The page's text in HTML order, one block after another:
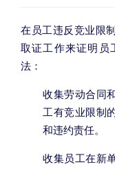
在员工违反竞业限
取证工作来证明员
法：
收集劳动合同
工有竞业限制
和违约责任。
收集员工在新